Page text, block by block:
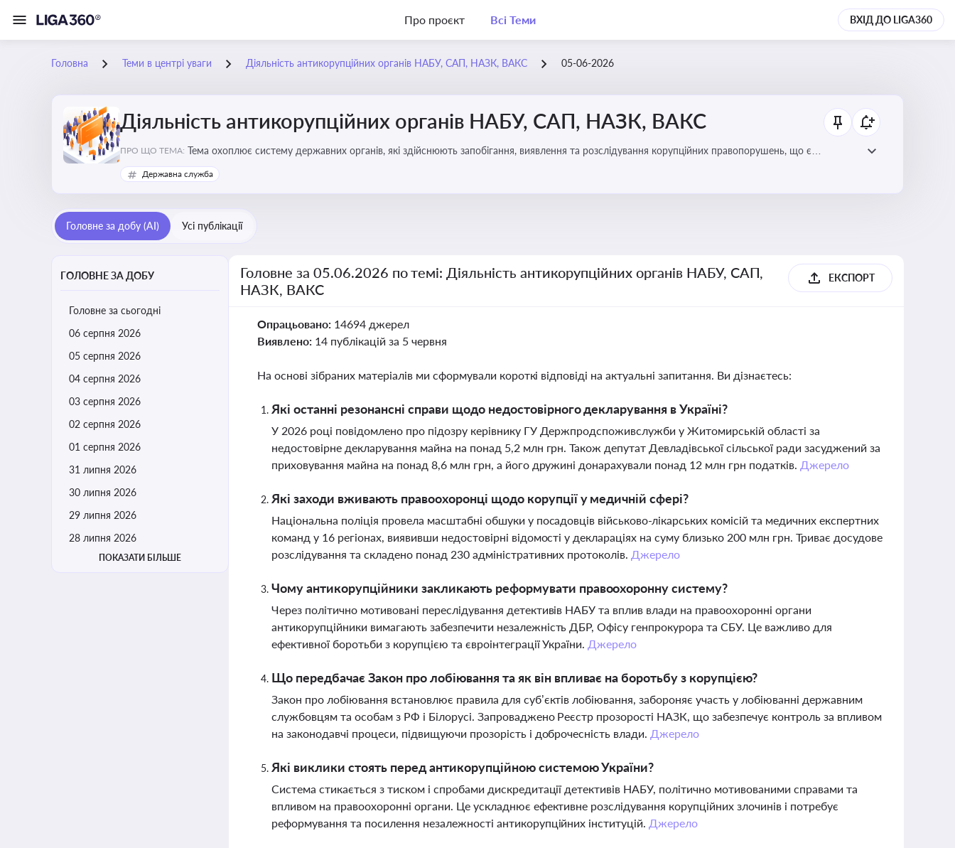
Про проєкт Всі Теми ВХІД ДО LIGA360
Головна Теми в центрі уваги Діяльність антикорупційних органів НАБУ, САП, НАЗК, ВАКС 05-06-2026
Діяльність антикорупційних органів НАБУ, САП, НАЗК, ВАКС
ПРО ЩО ТЕМА: Тема охоплює систему державних органів, які здійснюють запобігання, виявлення та розслідування корупційних правопорушень, що є
ключовим елементом забезпечення прозорості й доброчесності у державному управлінні та бізнесі
Державна служба
Головне за добу (AI) Усі публікації
ГОЛОВНЕ ЗА ДОБУ
Головне за сьогодні
06 серпня 2026
05 серпня 2026
04 серпня 2026
03 серпня 2026
02 серпня 2026
01 серпня 2026
31 липня 2026
30 липня 2026
29 липня 2026
28 липня 2026
ПОКАЗАТИ БІЛЬШЕ
Головне за 05.06.2026 по темі: Діяльність антикорупційних органів НАБУ, САП,
НАЗК, ВАКС
ЕКСПОРТ
Опрацьовано: 14694 джерел
Виявлено: 14 публікацій за 5 червня
На основі зібраних матеріалів ми сформували короткі відповіді на актуальні запитання. Ви дізнаєтесь:
Які останні резонансні справи щодо недостовірного декларування в Україні?
У 2026 році повідомлено про підозру керівнику ГУ Держпродспоживслужби у Житомирській області за
недостовірне декларування майна на понад 5,2 млн грн. Також депутат Девладівської сільської ради засуджений за
приховування майна на понад 8,6 млн грн, а його дружині донарахували понад 12 млн грн податків. Джерело
Які заходи вживають правоохоронці щодо корупції у медичній сфері?
Національна поліція провела масштабні обшуки у посадовців військово-лікарських комісій та медичних експертних
команд у 16 регіонах, виявивши недостовірні відомості у деклараціях на суму близько 200 млн грн. Триває досудове
розслідування та складено понад 230 адміністративних протоколів. Джерело
Чому антикорупційники закликають реформувати правоохоронну систему?
Через політично мотивовані переслідування детективів НАБУ та вплив влади на правоохоронні органи
антикорупційники вимагають забезпечити незалежність ДБР, Офісу генпрокурора та СБУ. Це важливо для
ефективної боротьби з корупцією та євроінтеграції України. Джерело
Що передбачає Закон про лобіювання та як він впливає на боротьбу з корупцією?
Закон про лобіювання встановлює правила для суб’єктів лобіювання, забороняє участь у лобіюванні державним
службовцям та особам з РФ і Білорусі. Запроваджено Реєстр прозорості НАЗК, що забезпечує контроль за впливом
на законодавчі процеси, підвищуючи прозорість і доброчесність влади. Джерело
Які виклики стоять перед антикорупційною системою України?
Система стикається з тиском і спробами дискредитації детективів НАБУ, політично мотивованими справами та
впливом на правоохоронні органи. Це ускладнює ефективне розслідування корупційних злочинів і потребує
реформування та посилення незалежності антикорупційних інституцій. Джерело